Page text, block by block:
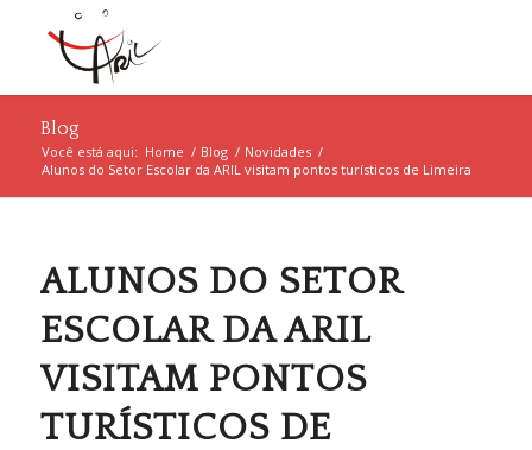
Blog
Você está aqui: Home / Blog / Novidades /
Alunos do Setor Escolar da ARIL visitam pontos turísticos de Limeira
ALUNOS DO SETOR
ESCOLAR DA ARIL
VISITAM PONTOS
TURÍSTICOS DE